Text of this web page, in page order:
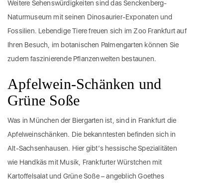
Weitere Sehenswürdigkeiten sind das Senckenberg-
Naturmuseum mit seinen Dinosaurier-Exponaten und
Fossilien. Lebendige Tiere freuen sich im Zoo Frankfurt auf
Ihren Besuch, im botanischen Palmengarten können Sie
zudem faszinierende Pflanzenwelten bestaunen.
Apfelwein-Schänken und
Grüne Soße
Was in München der Biergarten ist, sind in Frankfurt die
Apfelweinschänken. Die bekanntesten befinden sich in
Alt-Sachsenhausen. Hier gibt‘s hessische Spezialitäten
wie Handkäs mit Musik, Frankfurter Würstchen mit
Kartoffelsalat und Grüne Soße – angeblich Goethes